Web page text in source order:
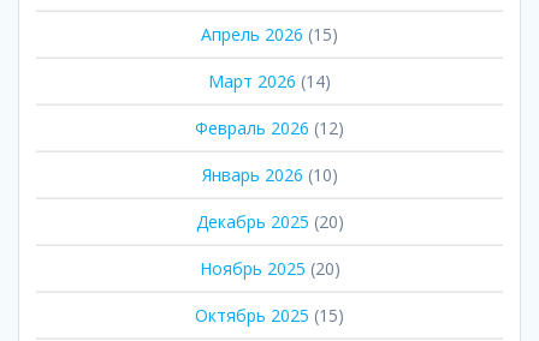
Апрель 2026 (15)
Март 2026 (14)
Февраль 2026 (12)
Январь 2026 (10)
Декабрь 2025 (20)
Ноябрь 2025 (20)
Октябрь 2025 (15)